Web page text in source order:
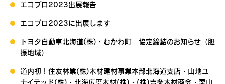
エコプロ2023出展報告
エコプロ2023に出展します
トヨタ自動車北海道(株)・むかわ町 協定締結のお知らせ（胆
振地域）
道内初！住友林業(株)木材建材事業本部北海道支店・山地ユ
ナイテッド(株)・北海広葉木材(株)・(株)吉条木材商会・栗山